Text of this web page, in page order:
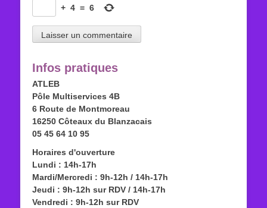
+ 4 = 6
Infos pratiques
ATLEB
Pôle Multiservices 4B
6 Route de Montmoreau
16250 Côteaux du Blanzacais
05 45 64 10 95
Horaires d'ouverture
Lundi : 14h-17h
Mardi/Mercredi : 9h-12h / 14h-17h
Jeudi : 9h-12h sur RDV / 14h-17h
Vendredi : 9h-12h sur RDV